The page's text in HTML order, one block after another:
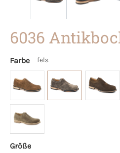
6036
Farbe fels
Größe